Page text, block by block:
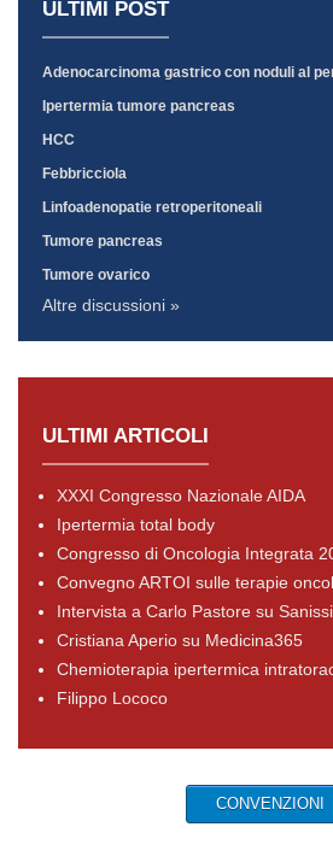
ULTIMI POST
Adenocarcinoma gastrico con noduli al
Ipertermia tumore pancreas
HCC
Febbricciola
Linfoadenopatie retroperitoneali
Tumore pancreas
Tumore ovarico
Altre discussioni »
ULTIMI ARTICOLI
XXXI Congresso Nazionale AIDA
Ipertermia total body
Congresso di Oncologia Integrata
Convegno ARTOI sulle terapie
Intervista a Carlo Pastore su
Cristiana Aperio su Medicina365
Chemioterapia ipertermica
Filippo Lococo
CONVENZIONI